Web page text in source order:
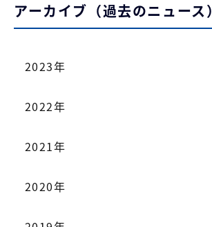
アーカイブ（過去のニュース）
2023年
2022年
2021年
2020年